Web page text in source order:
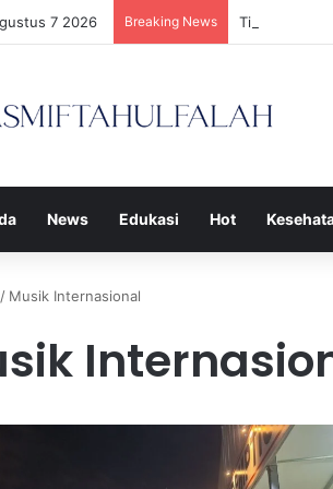
7 2026 Breaking News Tiga Calon
News Edukasi Hot
/ Musik Internasional